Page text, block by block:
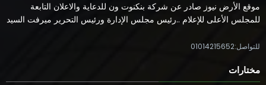
موقع الأرض نيوز صادر عن شركة بنكنوت ون للدعاية والاعلان التابعة
للمجلس الأعلى للإعلام ..رئيس مجلس الإدارة ورئيس التحرير ميرفت السيد
للتواصل:01014215652
مختارات